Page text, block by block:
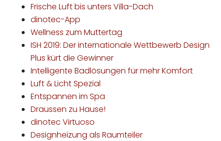
Frische Luft bis unters Villa-Dach
dinotec-App
Wellness zum Muttertag
ISH 2019: Der internationale Wettbewerb Design
Plus kürt die Gewinner
Intelligente Badlösungen für mehr Komfort
Luft & Licht Spezial
Entspannen im Spa
Draussen zu Hause!
dinotec Virtuoso
Designheizung als Raumteiler